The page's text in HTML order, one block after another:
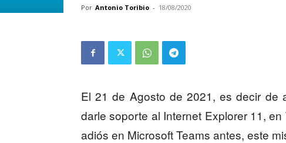
Por Antonio Toribio - 18/08/2020
El 21 de Agosto de 2021, es decir de
darle soporte al Internet Explorer 11,
adiós en Microsoft Teams antes, este